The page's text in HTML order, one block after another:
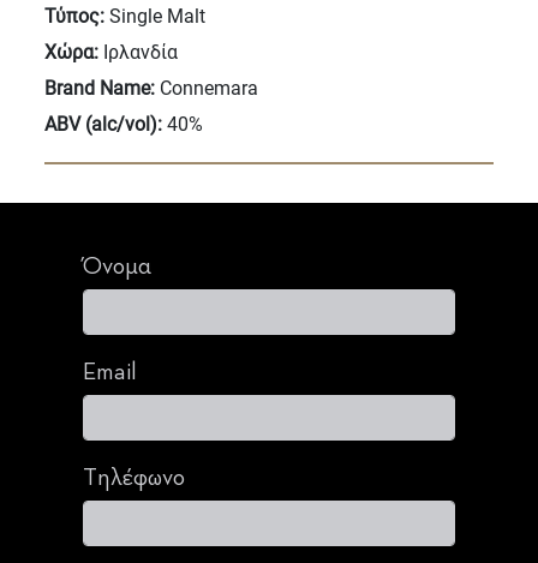
Τύπος:Single Malt
Χώρα: Ιρλανδία
Brand Name: Connemara
ABV (alc/vol):40%
Όνομα
Email
Τηλέφωνο